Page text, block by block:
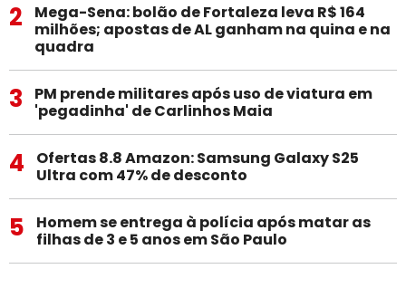
2
Mega-Sena: bolão de Fortaleza leva R$ 164
milhões; apostas de AL ganham na quina e na
quadra
3
PM prende militares após uso de viatura em
'pegadinha' de Carlinhos Maia
4
Ofertas 8.8 Amazon: Samsung Galaxy S25
Ultra com 47% de desconto
5
Homem se entrega à polícia após matar as
filhas de 3 e 5 anos em São Paulo